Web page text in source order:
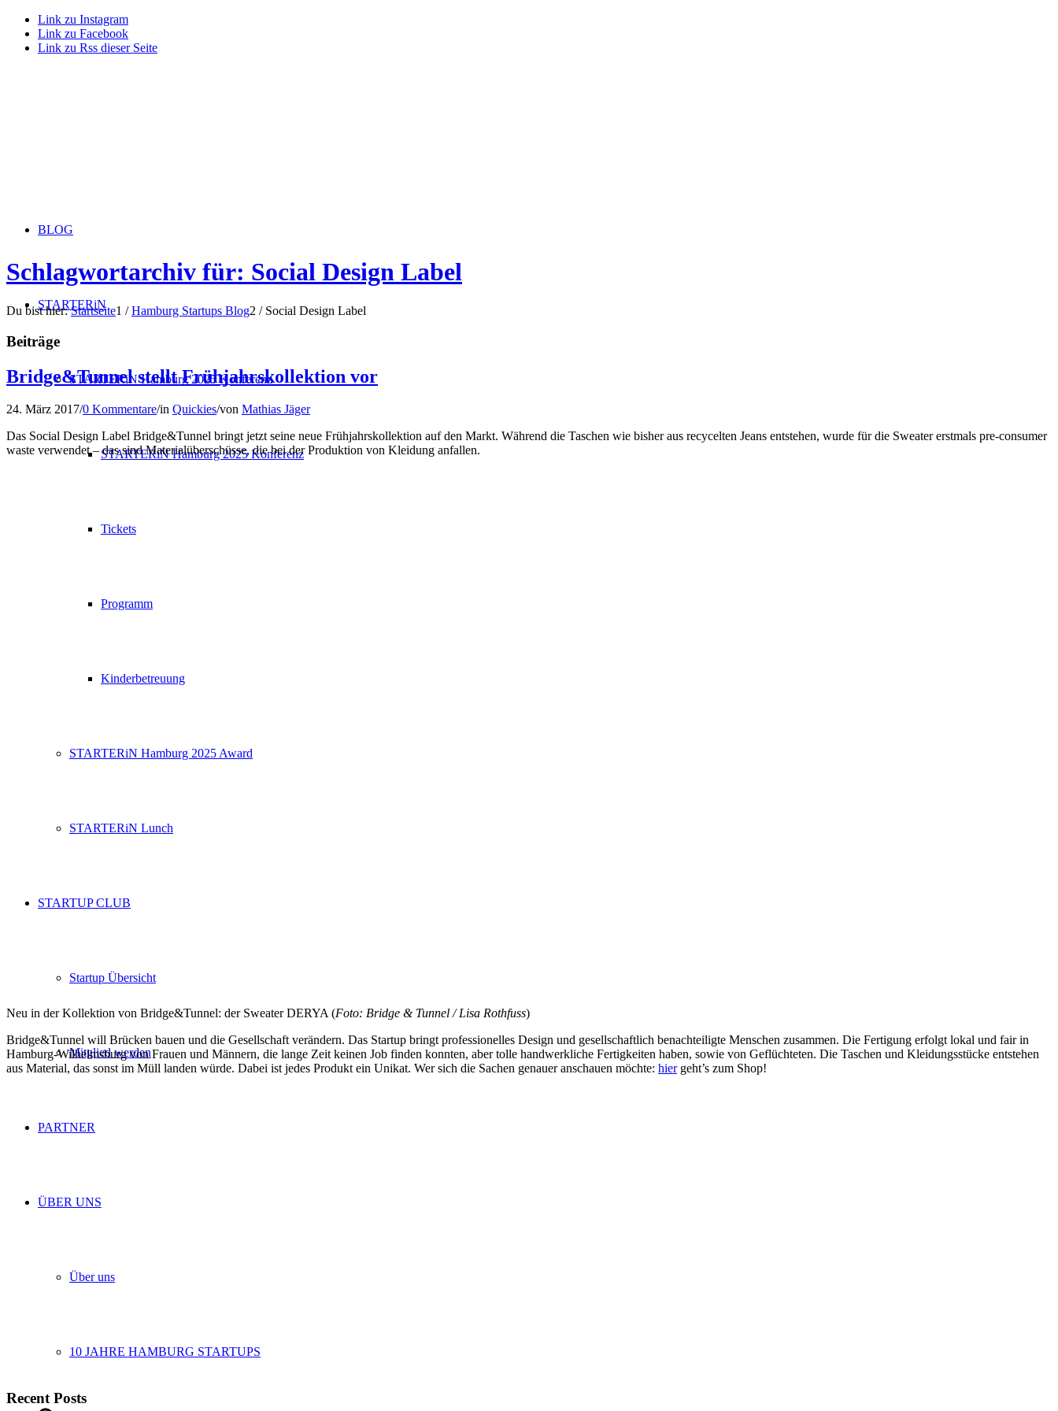
Link zu Instagram
Link zu Facebook
Link zu Rss dieser Seite
BLOG
STARTERiN
STARTERiN Hamburg 2025 Konferenz
STARTERiN Hamburg 2025 Konferenz
Tickets
Programm
Kinderbetreuung
STARTERiN Hamburg 2025 Award
STARTERiN Lunch
STARTUP CLUB
Startup Übersicht
Mitglied werden
PARTNER
ÜBER UNS
Über uns
10 JAHRE HAMBURG STARTUPS
Schlagwortarchiv für: Social Design Label
Du bist hier: Startseite1 / Hamburg Startups Blog2 / Social Design Label
Beiträge
Bridge&Tunnel stellt Frühjahrskollektion vor
24. März 2017/0 Kommentare/in Quickies/von Mathias Jäger
Das Social Design Label Bridge&Tunnel bringt jetzt seine neue Frühjahrskollektion auf den Markt. Während die Taschen wie bisher aus recycelten Jeans entstehen, wurde für die Sweater erstmals pre-consumer
waste verwendet – das sind Materialüberschüsse, die bei der Produktion von Kleidung anfallen.
Neu in der Kollektion von Bridge&Tunnel: der Sweater DERYA (Foto: Bridge & Tunnel / Lisa Rothfuss)
Bridge&Tunnel will Brücken bauen und die Gesellschaft verändern. Das Startup bringt professionelles Design und gesellschaftlich benachteiligte Menschen zusammen. Die Fertigung erfolgt lokal und fair in
Hamburg-Wilhelmsburg von Frauen und Männern, die lange Zeit keinen Job finden konnten, aber tolle handwerkliche Fertigkeiten haben, sowie von Geflüchteten. Die Taschen und Kleidungsstücke entstehen
aus Material, das sonst im Müll landen würde. Dabei ist jedes Produkt ein Unikat. Wer sich die Sachen genauer anschauen möchte: hiergeht’s zum Shop!
Recent Posts